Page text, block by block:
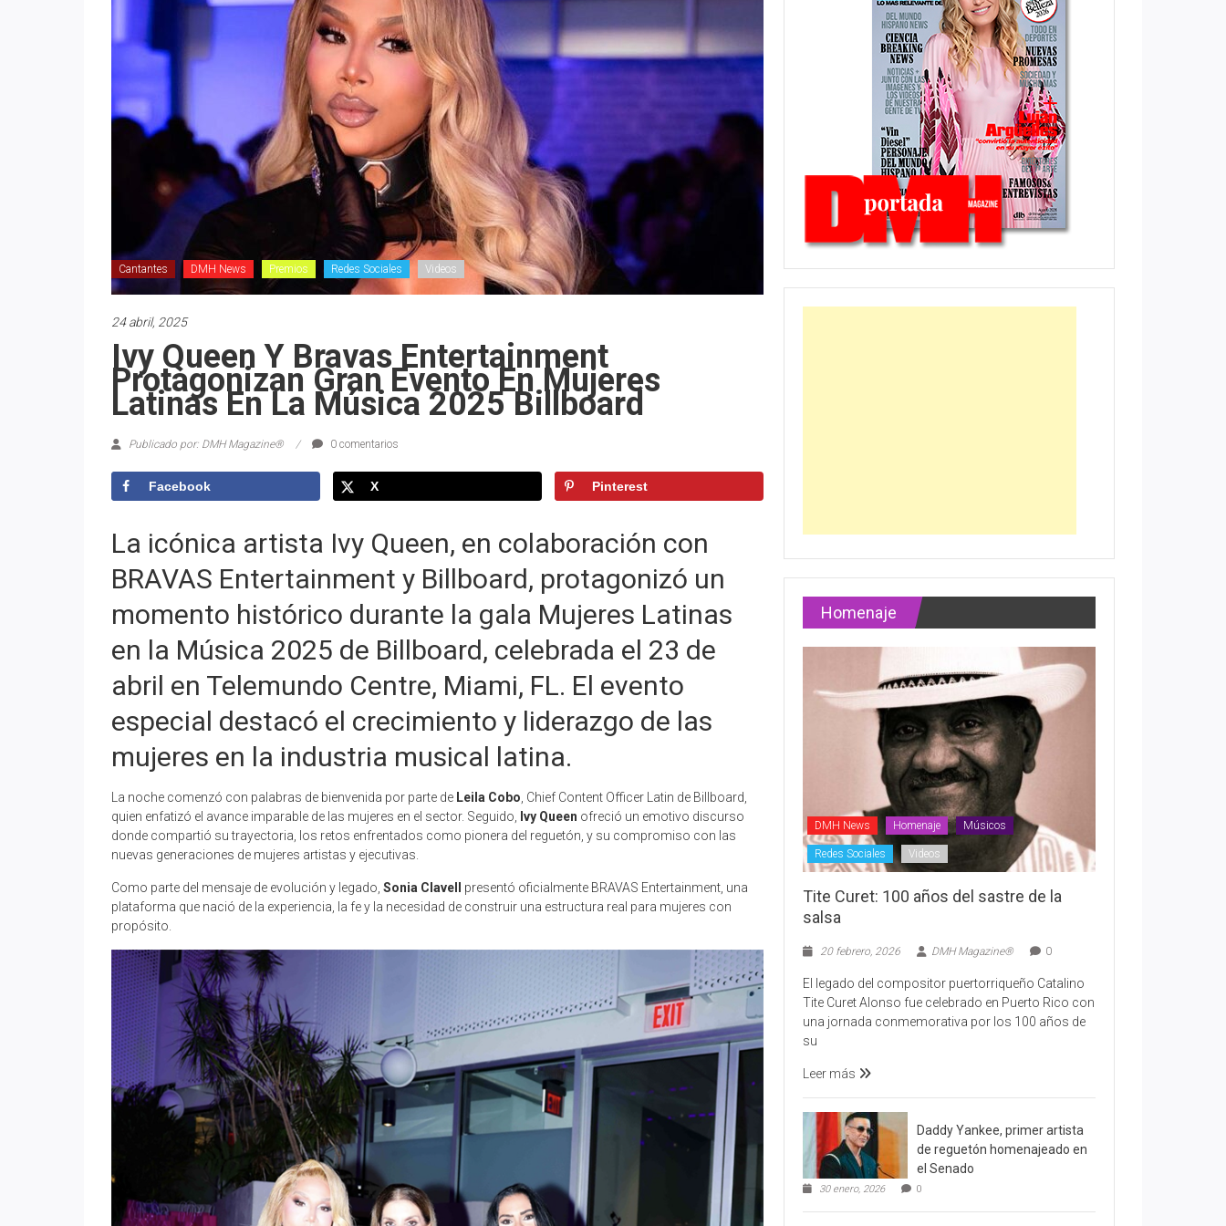
Cantantes DMH News Premios Redes Sociales Videos
24 abril, 2025
Ivy Queen Y Bravas Entertainment
Protagonizan Gran Evento En Mujeres
Latinas En La Música 2025 Billboard
Publicado por: DMH Magazine® 0 comentarios
Facebook X Pinterest
La icónica artista Ivy Queen, en colaboración con
BRAVAS Entertainment y Billboard, protagonizó un
momento histórico durante la gala Mujeres Latinas
en la Música 2025 de Billboard, celebrada el 23 de
abril en Telemundo Centre, Miami, FL. El evento
especial destacó el crecimiento y liderazgo de las
mujeres en la industria musical latina.
La noche comenzó con palabras de bienvenida por parte de Leila Cobo , Chief Content Officer Latin de Billboard,
quien enfatizó el avance imparable de las mujeres en el sector. Seguido,
Ivy Queen ofreció un emotivo discurso
donde compartió su trayectoria, los retos enfrentados como pionera del reguetón, y su compromiso con las
nuevas generaciones de mujeres artistas y ejecutivas.
Como parte del mensaje de evolución y legado, Sonia Clavell
presentó oficialmente BRAVAS Entertainment, una
plataforma que nació de la experiencia, la fe y la necesidad de construir una estructura real para mujeres con
propósito.
Homenaje
DMH News Homenaje Músicos
Redes Sociales Videos
Tite Curet: 100 años del sastre de la
salsa
20 febrero, 2026 DMH Magazine® 0
El legado del compositor puertorriqueño Catalino
Tite Curet Alonso fue celebrado en Puerto Rico con
una jornada conmemorativa por los 100 años de
su
Leer más
Daddy Yankee, primer artista
de reguetón homenajeado en
el Senado
30 enero, 2026 0